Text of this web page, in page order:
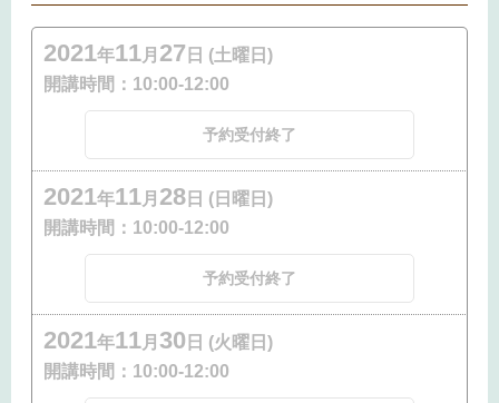
2021年11月 27 日 (土曜日)
開講時間： 10:00-12:00
予約受付終了
2021年11月 28 日 (日曜日)
開講時間： 10:00-12:00
予約受付終了
2021年11月 30 日 (火曜日)
開講時間： 10:00-12:00